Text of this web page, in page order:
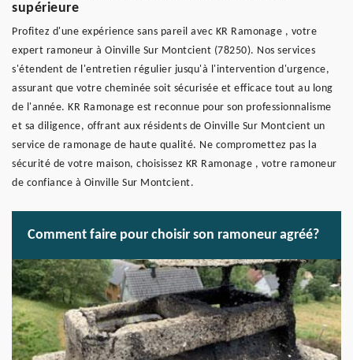
supérieure
Profitez d'une expérience sans pareil avec KR Ramonage , votre
expert ramoneur à Oinville Sur Montcient (78250). Nos services
s'étendent de l'entretien régulier jusqu'à l'intervention d'urgence,
assurant que votre cheminée soit sécurisée et efficace tout au long
de l'année. KR Ramonage est reconnue pour son professionnalisme
et sa diligence, offrant aux résidents de Oinville Sur Montcient un
service de ramonage de haute qualité. Ne compromettez pas la
sécurité de votre maison, choisissez KR Ramonage , votre ramoneur
de confiance à Oinville Sur Montcient.
Comment faire pour choisir son ramoneur agréé?